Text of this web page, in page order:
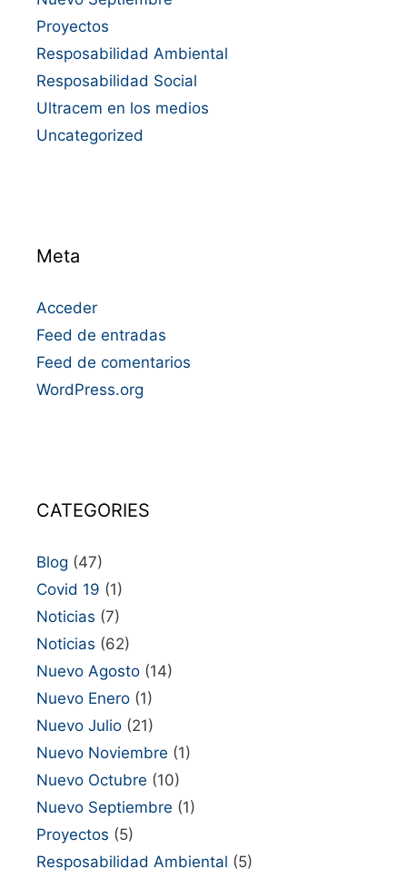
Proyectos
Resposabilidad Ambiental
Resposabilidad Social
Ultracem en los medios
Uncategorized
Meta
Acceder
Feed de entradas
Feed de comentarios
WordPress.org
CATEGORIES
Blog (47)
Covid 19 (1)
Noticias (7)
Noticias (62)
Nuevo Agosto (14)
Nuevo Enero (1)
Nuevo Julio (21)
Nuevo Noviembre (1)
Nuevo Octubre (10)
Nuevo Septiembre (1)
Proyectos (5)
Resposabilidad Ambiental (5)